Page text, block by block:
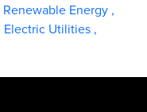
Renewable Energy ,
Electric Utilities ,